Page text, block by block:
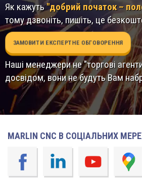
Як кажуть"добрий початок –
тому дзвоніть, пишіть, це
ЗАМОВИТИ ЕКСПЕРТНЕ ОБГОВОРЕННЯ
Наші менеджери не "торгові
досвідом, вони не будуть Вам
MARLIN CNC В СОЦІАЛЬНИХ